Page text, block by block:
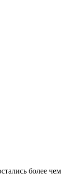
более чем